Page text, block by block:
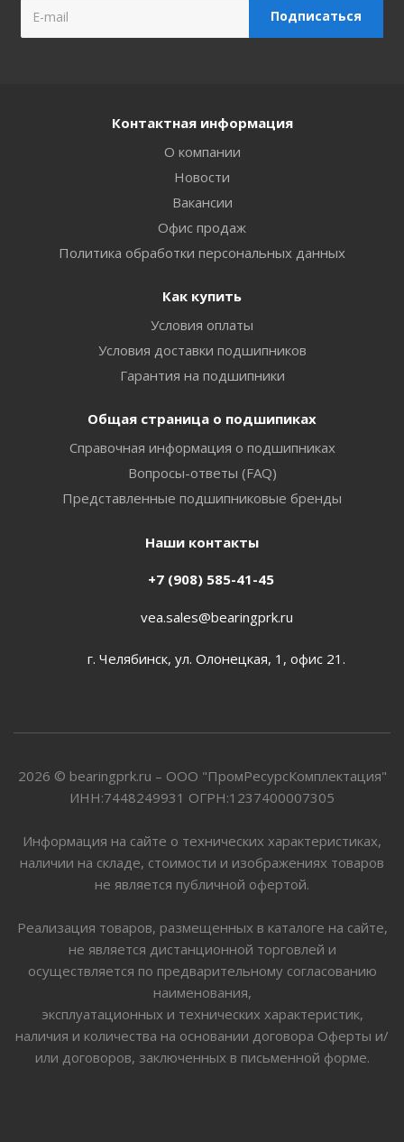
Контактная информация
О компании
Новости
Вакансии
Офис продаж
Политика обработки персональных данных
Как купить
Условия оплаты
Условия доставки подшипников
Гарантия на подшипники
Общая страница о подшипиках
Справочная информация о подшипниках
Вопросы-ответы (FAQ)
Представленные подшипниковые бренды
Наши контакты
+7 (908) 585-41-45
vea.sales@bearingprk.ru
г. Челябинск, ул. Олонецкая, 1, офис 21.
2026 © bearingprk.ru – ООО "ПромРесурсКомплектация"
ИНН:7448249931 ОГРН:1237400007305
Информация на сайте о технических характеристиках,
наличии на складе, стоимости и изображениях товаров
не является публичной офертой.
Реализация товаров, размещенных в каталоге на сайте,
не является дистанционной торговлей и
осуществляется по предварительному согласованию
наименования,
эксплуатационных и технических характеристик,
наличия и количества на основании договора Оферты и/
или договоров, заключенных в письменной форме.